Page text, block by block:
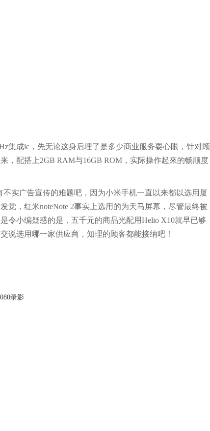
集成ic，先无论这身后埋了是多少商业服务耍心眼，针对顾
，配搭上2GB RAM与16GB ROM，实际操作起來的畅顺度
实广告宣传的难题吧，因为小米手机一直以来都以选用厦
，红米noteNote 2事实上选用的为天马屏幕，尽管最终被
令小编疑惑的是，五千元的商品光配用Helio X10就早已够
说选用哪一家供应商，知理的顾客都能接纳吧！
录影